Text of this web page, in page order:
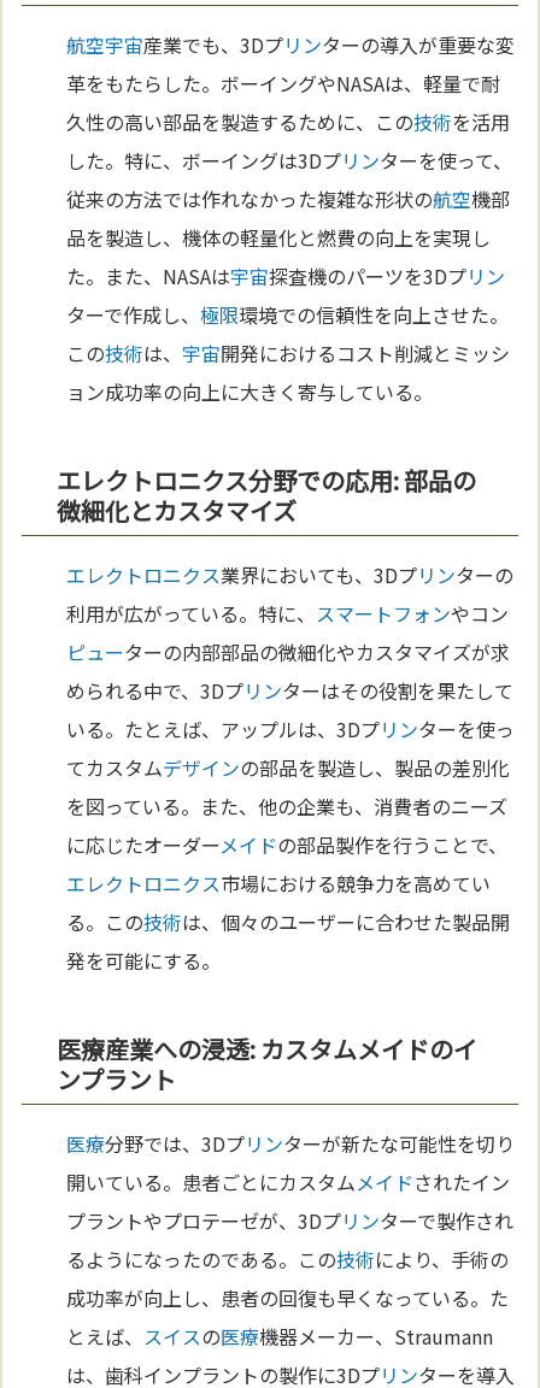
航空宇宙産業でも、3Dプリンターの導入が重要な変
革をもたらした。ボーイングやNASAは、軽量で耐
久性の高い部品を製造するために、この技術を活用
した。特に、ボーイングは3Dプリンターを使って、
従来の方法では作れなかった複雑な形状の航空機部
品を製造し、機体の軽量化と燃費の向上を実現し
た。また、NASAは宇宙探査機のパーツを3Dプリン
ターで作成し、極限環境での信頼性を向上させた。
この技術は、 宇宙開発におけるコスト削減とミッシ
ョン成功率の向上に大きく寄与している。
エレクトロニクス分野での応用: 部品の
微細化とカスタマイズ
エレクトロニクス業界においても、3Dプリンターの
利用が広がっている。特に、 スマートフォンやコン
ピューターの内部部品の微細化やカスタマイズが求
められる中で、3Dプリンターはその役割を果たして
いる。たとえば、アップルは、3Dプリンターを使っ
てカスタムデザインの部品を製造し、製品の差別化
を図っている。また、他の企業も、消費者のニーズ
に応じたオーダーメイドの部品製作を行うことで、
エレクトロニクス市場における競争力を高めてい
る。この技術は、個々のユーザーに合わせた製品開
発を可能にする。
医療産業への浸透: カスタムメイドのイ
ンプラント
医療分野では、3Dプリンターが新たな可能性を切り
開いている。患者ごとにカスタムメイドされたイン
プラントやプロテーゼが、3Dプリンターで製作され
るようになったのである。この技術により、手術の
成功率が向上し、患者の回復も早くなっている。た
とえば、 スイスの医療機器メーカー、Straumann
は、歯科インプラントの製作に3Dプリンターを導入